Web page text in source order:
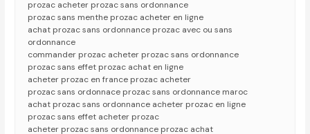
prozac acheter prozac sans ordonnance
prozac sans menthe prozac acheter en ligne
achat prozac sans ordonnance prozac avec ou sans
ordonnance
commander prozac acheter prozac sans ordonnance
prozac sans effet prozac achat en ligne
acheter prozac en france prozac acheter
prozac sans ordonnace prozac sans ordonnance maroc
achat prozac sans ordonnance acheter prozac en ligne
prozac sans effet acheter prozac
acheter prozac sans ordonnance prozac achat